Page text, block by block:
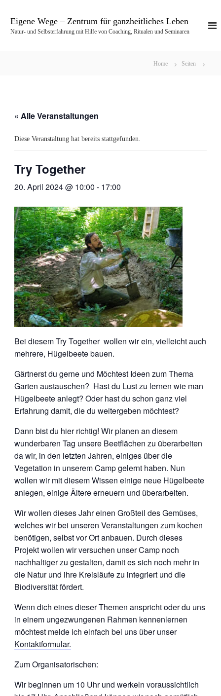
Eigene Wege – Zentrum für ganzheitliches Leben
Natur- und Selbsterfahrung mit Hilfe von Coaching, Ritualen und Seminaren
Home Seiten
« Alle Veranstaltungen
Diese Veranstaltung hat bereits stattgefunden.
Try Together
20. April 2024 @ 10:00 - 17:00
Bei diesem Try Together wollen wir ein, vielleicht auch
mehrere, Hügelbeete bauen.
Gärtnerst du gerne und Möchtest Ideen zum Thema
Garten austauschen? Hast du Lust zu lernen wie man
Hügelbeete anlegt? Oder hast du schon ganz viel
Erfahrung damit, die du weitergeben möchtest?
Dann bist du hier richtig! Wir planen an diesem
wunderbaren Tag unsere Beetflächen zu überarbeiten
da wir, in den letzten Jahren, einiges über die
Vegetation in unserem Camp gelernt haben. Nun
wollen wir mit diesem Wissen einige neue Hügelbeete
anlegen, einige Ältere erneuern und überarbeiten.
Wir wollen dieses Jahr einen Großteil des Gemüses,
welches wir bei unseren Veranstaltungen zum kochen
benötigen, selbst vor Ort anbauen. Durch dieses
Projekt wollen wir versuchen unser Camp noch
nachhaltiger zu gestalten, damit es sich noch mehr in
die Natur und ihre Kreisläufe zu integriert und die
Biodiversität fördert.
Wenn dich eines dieser Themen anspricht oder du uns
in einem ungezwungenen Rahmen kennenlernen
möchtest melde ich einfach bei uns über unser
Kontaktformular.
Zum Organisatorischen:
Wir beginnen um 10 Uhr und werkeln voraussichtlich